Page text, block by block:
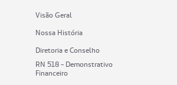
Visão Geral
Nossa História
Diretoria e Conselho
RN 518 - Demonstrativo
Financeiro